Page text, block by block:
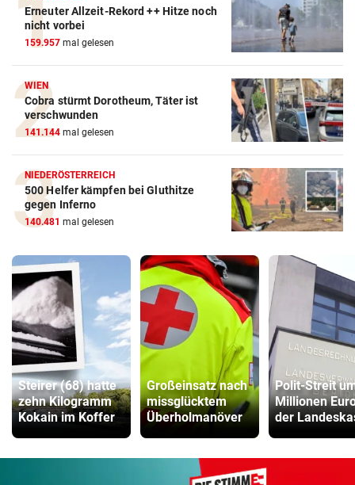
Erneuter Allzeit-Rekord ++ Hitze noch
nicht vorbei
159.957 mal gelesen
WIEN
Cobra stürmt Dorotheum, Täter ist
verschwunden
141.144 mal gelesen
NIEDERÖSTERREICH
500 Helfer kämpfen bei Gluthitze
gegen Inferno
140.481 mal gelesen
Steirer (68) hatte
zehn Kilogramm
Kokain im Koffer
Großeinsatz nach
missglücktem
Überholmanöver
Polit-Streit
Millionen
der